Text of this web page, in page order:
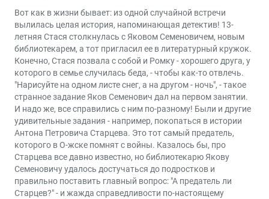
Возраст
13 до 15 лет
Урок истории
Вот как в жизни бывает: из одной случайной встречи
вылилась целая история, напоминающая детектив! 13-
летняя Стася столкнулась с Яковом Семеновичем, новым
библиотекарем, а тот пригласил ее в литературный кружок.
Конечно, Стася позвала с собой и Ромку - хорошего друга, у
которого в семье случилась беда, - чтобы как-то отвлечь.
"Нарисуйте на одном листе снег, а на другом - ночь", - такое
странное задание Яков Семенович дал на первом занятии.
И надо же, все справились с ним по-разному! Были и другие
удивительные задания - например, покопаться в истории
Антона Петровича Старцева. Это тот самый предатель,
которого в О-жске помнят с войны. Казалось бы, про
Старцева все давно известно, но библиотекарю Якову
Семеновичу удалось достучаться до подростков и
правильно поставить главный вопрос: "А предатель ли
Старцев?" - и жажда справедливости по-настоящему